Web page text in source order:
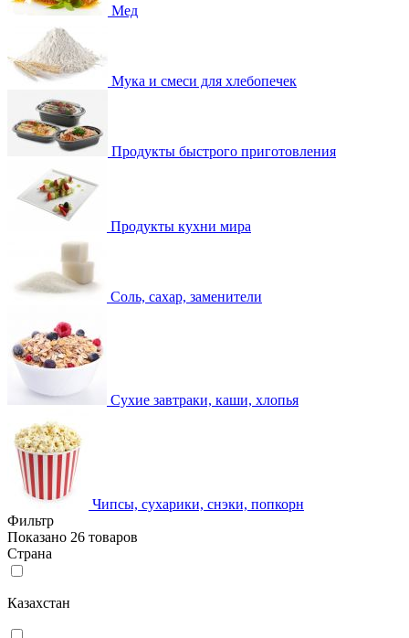
Мед
Мука и смеси для хлебопечек
Продукты быстрого приготовления
Продукты кухни мира
Соль, сахар, заменители
Сухие завтраки, каши, хлопья
Чипсы, сухарики, снэки, попкорн
Фильтр
Показано 26 товаров
Страна
Казахстан